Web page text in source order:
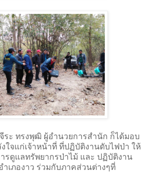
ระ ทรงพุฒิ ผู้อำนวยการสำนัก ก็ได้มอบ
ใจแก่เจ้าหน้าที่ ที่ปฏิบัติงานดับไฟป่า ให้
รดูแลทรัพยากรป่าไม้ และ ปฏิบัติงาน
เภองาว ร่วมกับภาคส่วนต่างๆที่